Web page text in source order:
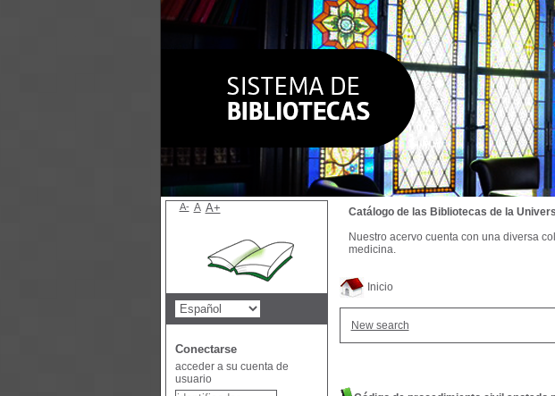
Inicio
New search
Catálogo de las Bibliotecas de la
Nuestro acervo cuenta con una diversa
medicina.
A- A A+
Conectarse
acceder a su cuenta de
usuario